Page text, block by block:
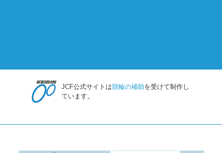
JCF公式サイトは競輪の補助を受けて制作し
ています。